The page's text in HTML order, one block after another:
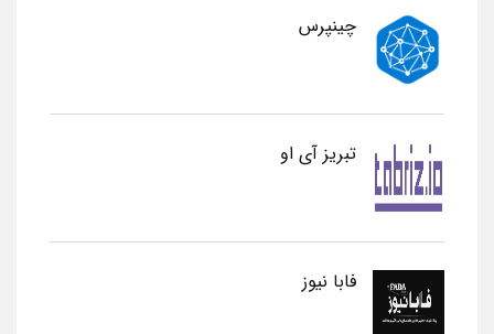
چینپرس
تبریز آی او
فابا نیوز